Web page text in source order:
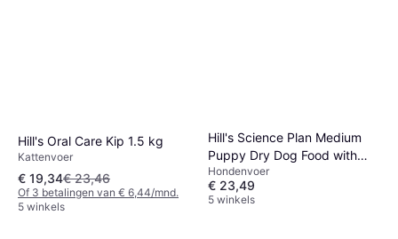
Hill's Oral Care Kip 1.5 kg
Kattenvoer
€ 19,34€ 23,46
Of 3 betalingen van € 6,44/mnd.
5 winkels
Hill's Science Plan Medium
Puppy Dry Dog Food with
Chicken
Hondenvoer
€ 23,49
5 winkels